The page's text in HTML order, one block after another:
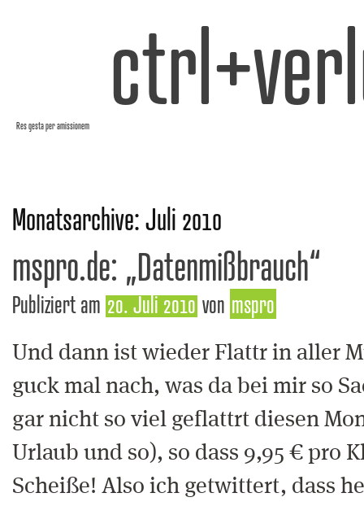
Res gesta per amissionem
Monatsarchive:Juli 2010
mspr0.de: „Datenmißbrauch“
Publiziert am 20. Juli 2010 von mspro
Und dann ist wieder Flattr in aller
guck mal nach, was da bei mir so
gar nicht so viel geflattrt diesen
Urlaub und so), so dass 9,95 € pro
Scheiße! Also ich getwittert, dass